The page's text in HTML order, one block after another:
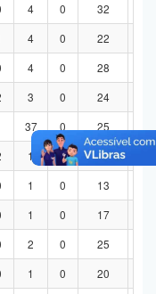
4 0 32
4 0 22
4 0 28
3 0 24
37 0 25
1 0 21
1 0 13
1 0 17
2 0 25
1 0 20